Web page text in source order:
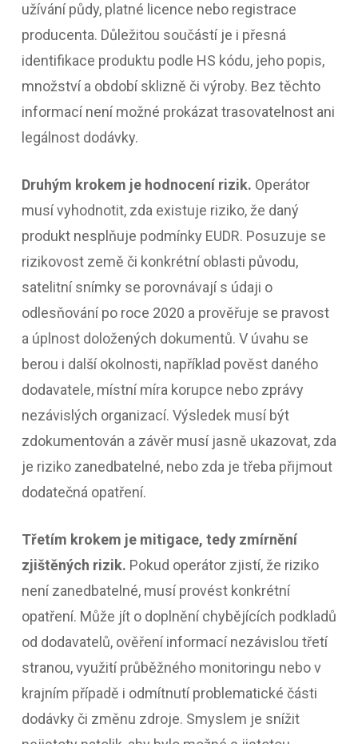
užívání půdy, platné licence nebo registrace
producenta. Důležitou součástí je i přesná
identifikace produktu podle HS kódu, jeho popis,
množství a období sklizně či výroby. Bez těchto
informací není možné prokázat trasovatelnost ani
legálnost dodávky.
Druhým krokem je hodnocení rizik. Operátor
musí vyhodnotit, zda existuje riziko, že daný
produkt nesplňuje podmínky EUDR. Posuzuje se
rizikovost země či konkrétní oblasti původu,
satelitní snímky se porovnávají s údaji o
odlesňování po roce 2020 a prověřuje se pravost
a úplnost doložených dokumentů. V úvahu se
berou i další okolnosti, například pověst daného
dodavatele, místní míra korupce nebo zprávy
nezávislých organizací. Výsledek musí být
zdokumentován a závěr musí jasně ukazovat, zda
je riziko zanedbatelné, nebo zda je třeba přijmout
dodatečná opatření.
Třetím krokem je mitigace, tedy zmírnění
zjištěných rizik. Pokud operátor zjistí, že riziko
není zanedbatelné, musí provést konkrétní
opatření. Může jít o doplnění chybějících podkladů
od dodavatelů, ověření informací nezávislou třetí
stranou, využití průběžného monitoringu nebo v
krajním případě i odmítnutí problematické části
dodávky či změnu zdroje. Smyslem je snížit